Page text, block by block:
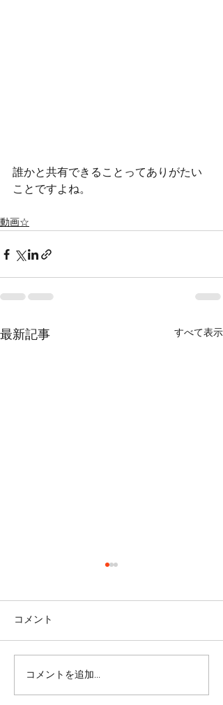
誰かと共有できることってありがたい
ことですよね。
動画☆
最新記事 すべて表示
イスDEサルサ おウチで
踊ろう♪＜お稽古動画＞
コメント
コメントを追加…